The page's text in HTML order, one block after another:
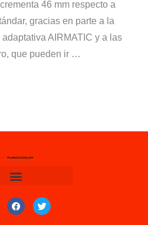
46 mm respecto a
gracias en parte a la
AIRMATIC y a las
que pueden ir …